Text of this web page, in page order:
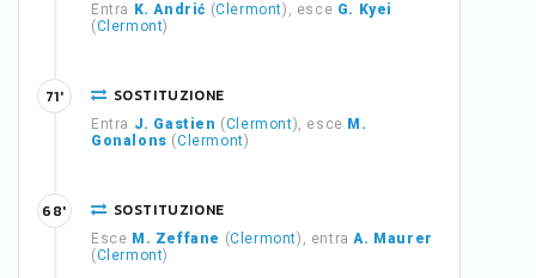
Entra K. Andrić (Clermont), esce G. Kyei
(Clermont)
SOSTITUZIONE
Entra J. Gastien (Clermont), esce M.
Gonalons (Clermont)
71'
SOSTITUZIONE
Esce M. Zeffane (Clermont), entraA. Maurer
(Clermont)
68'